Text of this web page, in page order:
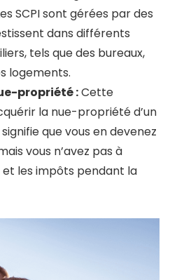
SCPI sont gérées par des
dans différents
tels que des bureaux,
logements.
propriété :Cette
la nue-propriété d’un
que vous en devenez
vous n’avez pas à
les impôts pendant la